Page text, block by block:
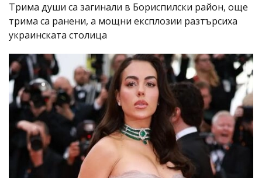
Трима души са загинали в Бориспилски район, още
трима са ранени, а мощни експлозии разтърсиха
украинската столица